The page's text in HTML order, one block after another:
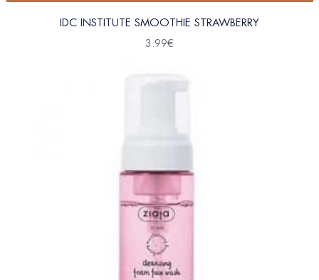
IDC INSTITUTE SMOOTHIE STRAWBERRY
3.99€